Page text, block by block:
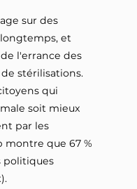
sur des
et
l'errance des
stérilisations.
qui
soit mieux
par les
montre que 67 %
politiques